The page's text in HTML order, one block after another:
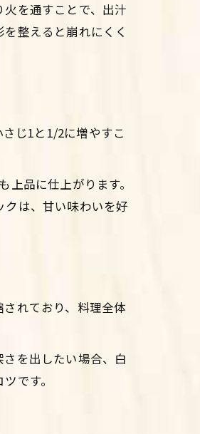
を通すことで、出汁
整えると崩れにくく
じ1と1/2に増やすこ
品に仕上がります。
は、甘い味わいを好
れており、料理全体
を出したい場合、白
です。